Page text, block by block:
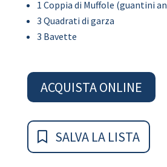
1 Coppia di Muffole (guantini
3 Quadrati di garza
3 Bavette
ACQUISTA ONLINE
SALVA LA LISTA